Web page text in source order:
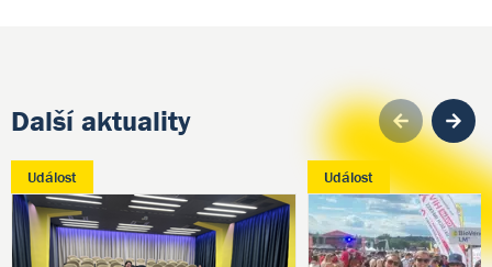
Další aktuality
Událost Událost